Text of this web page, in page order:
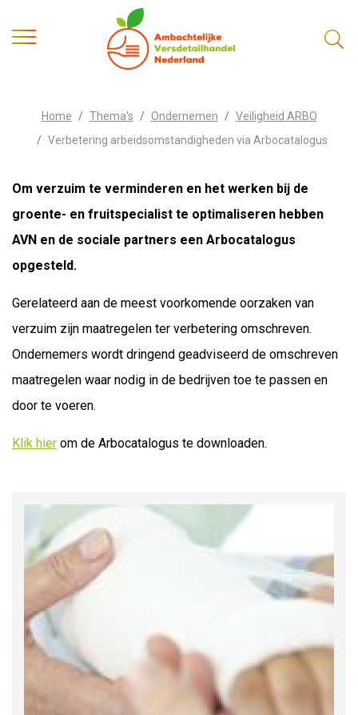
Home Thema's Ondernemen
Veiligheid ARBO
Verbetering arbeidsomstandigheden via Arbocatalogus
Om verzuim te verminderen en het werken bij de
groente- en fruitspecialist te optimaliseren hebben
AVN en de sociale partners een Arbocatalogus
opgesteld.
Gerelateerd aan de meest voorkomende oorzaken van
verzuim zijn maatregelen ter verbetering omschreven.
Ondernemers wordt dringend geadviseerd de omschreven
maatregelen waar nodig in de bedrijven toe te passen en
door te voeren.
Klik hier om de Arbocatalogus te downloaden.